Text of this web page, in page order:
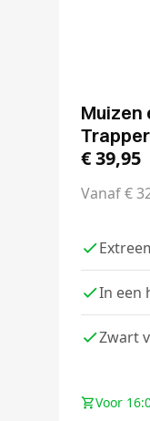
Muizen
€39,95
Vanaf€
In een
Zwart
Voor